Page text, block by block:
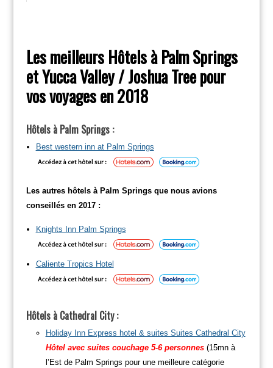
Les meilleurs Hôtels à Palm Springs
et Yucca Valley / Joshua Tree pour
vos voyages en 2018
Hôtels à Palm Springs :
Best western inn at Palm Springs
Les autres hôtels à Palm Springs que nous avions
conseillés en 2017 :
Knights Inn Palm Springs
Caliente Tropics Hotel
Hôtels à Cathedral City :
Holiday Inn Express hotel & suites Suites Cathedral City
Hôtel avec suites couchage 5-6 personnes (15mn à
l’Est de Palm Springs pour une meilleure catégorie